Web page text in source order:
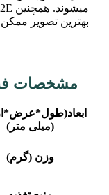
بهترین تصویر
مشخصات
(میلی متر)
وزن (گرم)